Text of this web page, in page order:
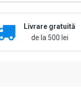
Livrare gratuită
de la 500 lei